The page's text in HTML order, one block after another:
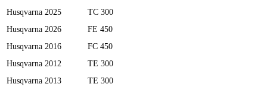
Husqvarna 2025
TC 300
Husqvarna 2026
FE 450
Husqvarna 2016
FC 450
Husqvarna 2012
TE 300
Husqvarna 2013
TE 300